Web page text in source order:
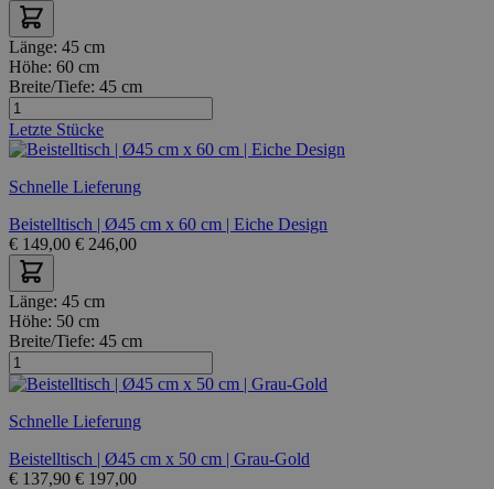
Länge: 45 cm
Höhe: 60 cm
Breite/Tiefe: 45 cm
Letzte Stücke
Schnelle Lieferung
Beistelltisch | Ø45 cm x 60 cm | Eiche Design
€ 149,00 € 246,00
Länge: 45 cm
Höhe: 50 cm
Breite/Tiefe: 45 cm
Schnelle Lieferung
Beistelltisch | Ø45 cm x 50 cm | Grau-Gold
€ 137,90 € 197,00